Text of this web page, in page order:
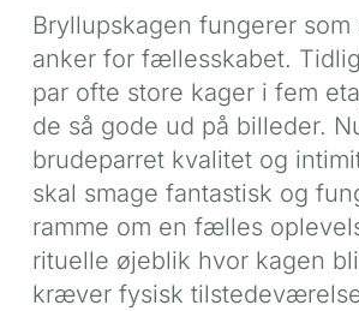
Bryllupskagen fungerer som
anker for fællesskabet.
par ofte store kager i fem
de så gode ud på billeder.
brudeparret kvalitet og
skal smage fantastisk og
ramme om en fælles
rituelle øjeblik hvor kagen
kræver fysisk